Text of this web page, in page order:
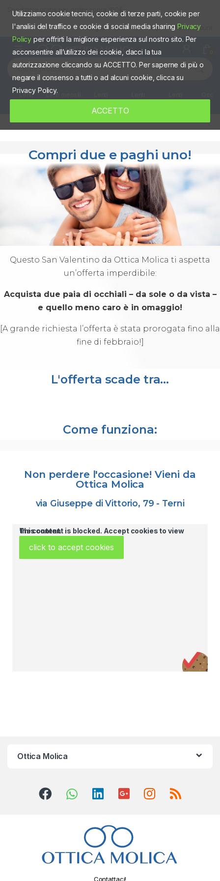
Spedizioni gratis per ordini sopra 100€
Negozio fisico Shop Mio account
Lenti
Lenti mensili
Compri due e paghi uno!
Questo San Valentino da Ottica Molica ti aspetta
un’offerta imperdibile:
Acquista due paia di occhiali – da sole o da vista –
e quello meno caro è in omaggio!
[A grande richiesta l’offerta è stata prorogata fino alla
fine di febbraio!]
L'offerta scade tra...
Come funziona:
Non perdere l'occasione! Vieni da
Ottica Molica
via Giuseppe di Vittorio, 79 - Terni
This content is blocked. Accept cookies to view the content.
click to accept cookies
Ottica Molica
Contattaci!
Utilizziamo cookie tecnici, cookie di terze parti, cookie per
l'analisi del traffico e cookie di social media sharingPrivacy
Policy per offrirti la migliore esperienza sul nostro sito. Per
acconsentire all’utilizzo dei cookie, dacci la tua
autorizzazione cliccando su ACCETTO. Per saperne di più o
negare il consenso a tutti o ad alcuni cookie, clicca su
Privacy Policy.
ACCETTO